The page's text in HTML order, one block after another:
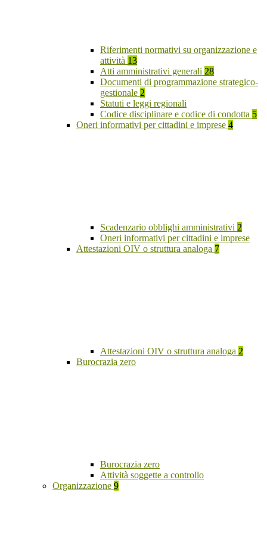
Riferimenti normativi su organizzazione e
attività 13
Atti amministrativi generali 28
Documenti di programmazione strategico-
gestionale 2
Statuti e leggi regionali
Codice disciplinare e codice di condotta 5
Oneri informativi per cittadini e imprese 4
Scadenzario obblighi amministrativi 2
Oneri informativi per cittadini e imprese
Attestazioni OIV o struttura analoga 7
Attestazioni OIV o struttura analoga 2
Burocrazia zero
Burocrazia zero
Attività soggette a controllo
Organizzazione 9